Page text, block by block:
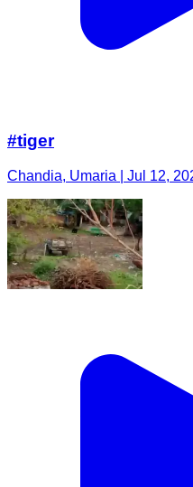
#tiger
Chandia, Umaria | Jul 12,